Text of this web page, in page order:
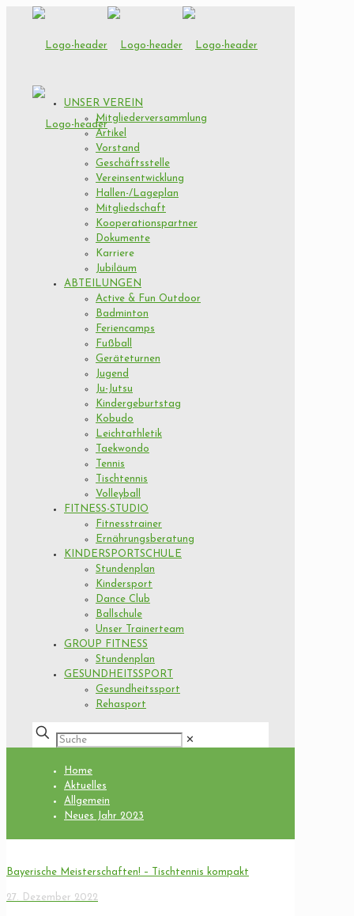
UNSER VEREIN
Mitgliederversammlung
Artikel
Vorstand
Geschäftsstelle
Vereinsentwicklung
Hallen-/Lageplan
Mitgliedschaft
Kooperationspartner
Dokumente
Karriere
Jubiläum
ABTEILUNGEN
Active & Fun Outdoor
Badminton
Feriencamps
Fußball
Geräteturnen
Jugend
Ju-Jutsu
Kindergeburtstag
Kobudo
Leichtathletik
Taekwondo
Tennis
Tischtennis
Volleyball
FITNESS-STUDIO
Fitnesstrainer
Ernährungsberatung
KINDERSPORTSCHULE
Stundenplan
Kindersport
Dance Club
Ballschule
Unser Trainerteam
GROUP FITNESS
Stundenplan
GESUNDHEITSSPORT
Gesundheitssport
Rehasport
✕
Home
Aktuelles
Allgemein
Neues Jahr 2023
Bayerische Meisterschaften! – Tischtennis kompakt
27. Dezember 2022